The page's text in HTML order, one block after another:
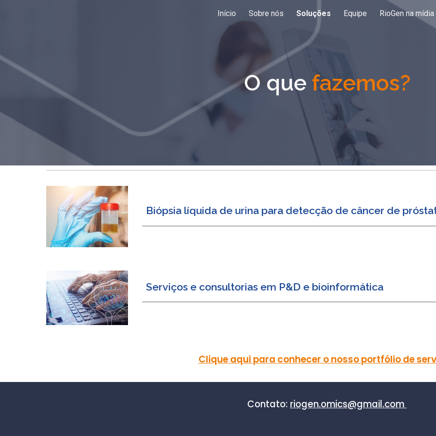
Skip to main content Skip to
Início Sobre nós Soluções Equipe RioGen na mídia
O que fazemos?
Biópsia líquida de urina para detecção de câncer de
Serviços e consultorias em P&D e bioinformática
Clique aqui para conhecer o nosso portfólio de
Contato: riogen.omics@gmail.com